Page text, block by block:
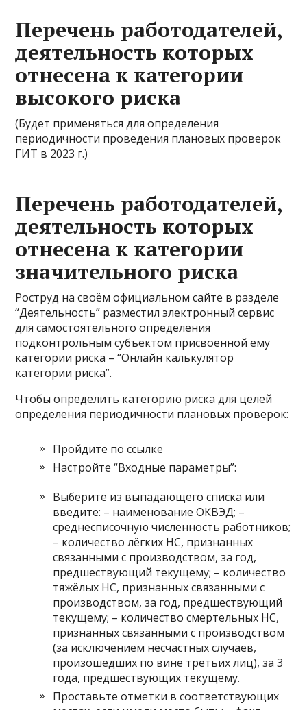
Перечень работодателей,
деятельность которых
отнесена к категории
высокого риска
(Будет применяться для определения
периодичности проведения плановых проверок
ГИТ в 2023 г.)
Перечень работодателей,
деятельность которых
отнесена к категории
значительного риска
Роструд на своём официальном сайте в разделе
“Деятельность” разместил электронный сервис
для самостоятельного определения
подконтрольным субъектом присвоенной ему
категории риска – “Онлайн калькулятор
категории риска”.
Чтобы определить категорию риска для целей
определения периодичности плановых проверок:
Пройдите по ссылке
Настройте “Входные параметры”:
Выберите из выпадающего списка или
введите: – наименование ОКВЭД; –
среднесписочную численность работников;
– количество лёгких НС, признанных
связанными с производством, за год,
предшествующий текущему; – количество
тяжёлых НС, признанных связанными с
производством, за год, предшествующий
текущему; – количество смертельных НС,
признанных связанными с производством
(за исключением несчастных случаев,
произошедших по вине третьих лиц), за 3
года, предшествующих текущему.
Проставьте отметки в соответствующих